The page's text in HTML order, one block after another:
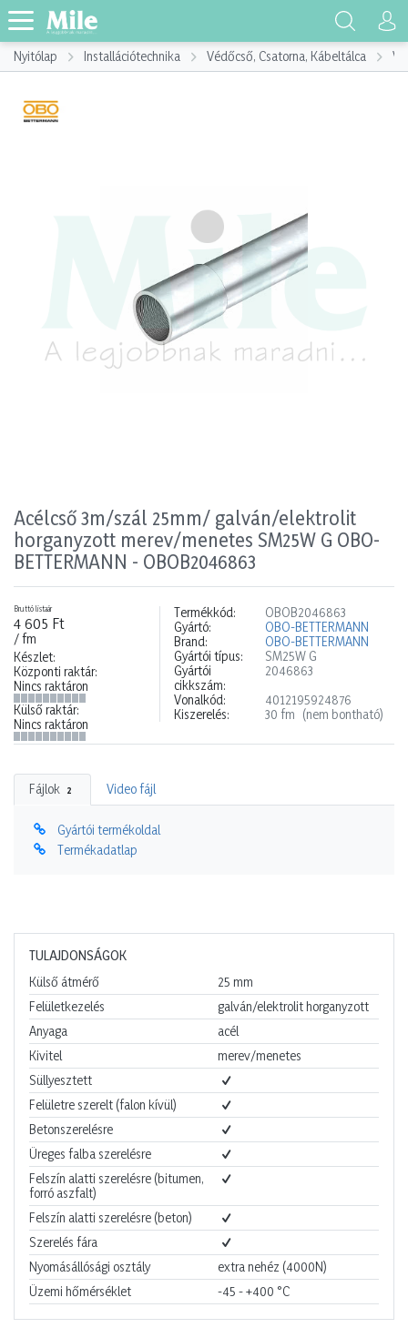
Nyitólap Installációtechnika Védőcső, Csatorna, Kábeltálca
Acélcső 3m/szál 25mm/ galván/elektrolit
horganyzott merev/menetes SM25W G OBO-
BETTERMANN - OBOB2046863
Bruttó listaár
4 605 Ft
/ fm
Készlet:
Központi raktár:
Nincs raktáron
Külső raktár:
Nincs raktáron
Termékkód:
OBOB2046863
Gyártó:
OBO-BETTERMANN
Brand:
OBO-BETTERMANN
Gyártói típus:
SM25W G
Gyártói
cikkszám:
2046863
Vonalkód:
4012195924876
Kiszerelés:
30 fm (nem bontható)
Fájlok 2 Video fájl
Gyártói termékoldal
Termékadatlap
TULAJDONSÁGOK
Külső átmérő
25 mm
Felületkezelés
galván/elektrolit horganyzott
Anyaga
acél
Kivitel
merev/menetes
Süllyesztett
Felületre szerelt (falon kívül)
Betonszerelésre
Üreges falba szerelésre
Felszín alatti szerelésre (bitumen,
forró aszfalt)
Felszín alatti szerelésre (beton)
Szerelés fára
Nyomásállósági osztály
extra nehéz (4000N)
Üzemi hőmérséklet
-45 - +400 °C